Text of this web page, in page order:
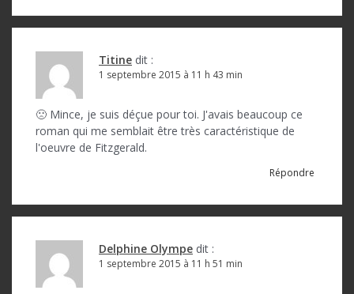
Titine dit :
1 septembre 2015 à 11 h 43 min
🙁 Mince, je suis déçue pour toi. J'avais beaucoup ce
roman qui me semblait être très caractéristique de
l'oeuvre de Fitzgerald.
Répondre
Delphine Olympe dit :
1 septembre 2015 à 11 h 51 min